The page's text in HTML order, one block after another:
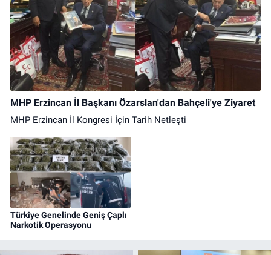
MHP Erzincan İl Başkanı Özarslan'dan Bahçeli'ye Ziyaret
MHP Erzincan İl Kongresi İçin Tarih Netleşti
Türkiye Genelinde Geniş Çaplı
Narkotik Operasyonu